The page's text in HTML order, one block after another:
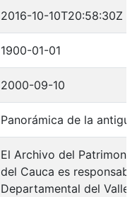
2016-10-10T20:58:30Z
1900-01-01
2000-09-10
Panorámica de la
El Archivo del
del Cauca es
Departamental del Valle